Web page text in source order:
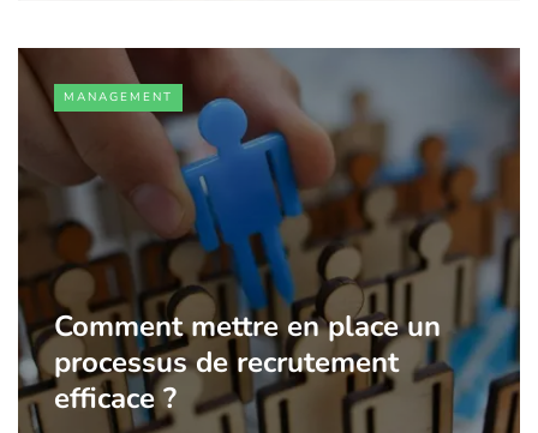
MANAGEMENT
Comment mettre en place un
processus de recrutement
efficace ?